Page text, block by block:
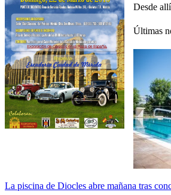
Desde
Últimas
La piscina de Diocles abre mañana tras